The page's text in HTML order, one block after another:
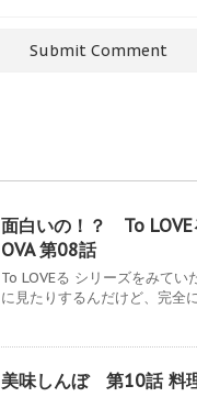
面白いの！？ To LOVE
OVA 第08話
To LOVEる シリーズをみてい
に見たりするんだけど、完全
美味しんぼ 第10話 料